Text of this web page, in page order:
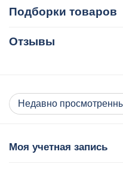
Подборки товаров
Отзывы
Недавно
Моя учетная запись